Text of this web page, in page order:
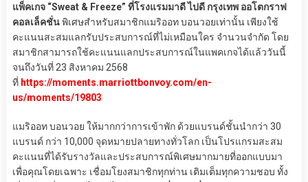
แพ็คเกจ “Sweat & Freeze” ที่โรงแรมมาดี ไปดี กรุงเทพ ออโตกราฟ
คอลเล็คชั่นพิเศษสำหรับสมาชิกแมริออท บอนวอยเท่านั้น เพียงใช้
คะแนนสะสมแลกรับประสบการณ์ที่ไม่เหมือนใคร จำนวนจำกัด โดย
สมาชิกสามารถใช้คะแนนแลกประสบการณ์ในแพคเกจได้แล้ววันนี้
จนถึงวันที่ 23 สิงหาคม 2568
ที่ https://moments.marriottbonvoy.com/en-
us/moments/19803
แมริออท บอนวอย ให้มากกว่าการเข้าพัก ด้วยแบรนด์ชั้นนำกว่า 30
แบรนด์ กว่า 10,000 จุดหมายปลายทางทั่วโลก เป็นโปรแกรมสะสม
คะแนนที่ได้รับรางวัลและประสบการณ์พิเศษมากมายที่ออกแบบมา
เพื่อคุณโดยเฉพาะ เชื่อมโยงสมาชิกทุกท่าน เติมเต็มทุกความชอบ ทั้ง